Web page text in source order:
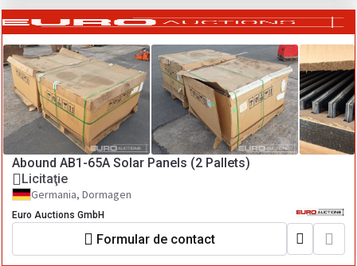
Abound AB1-65A Solar Panels (2 Pallets)
Licitaţie
Germania, Dormagen
Euro Auctions GmbH
Formular de contact